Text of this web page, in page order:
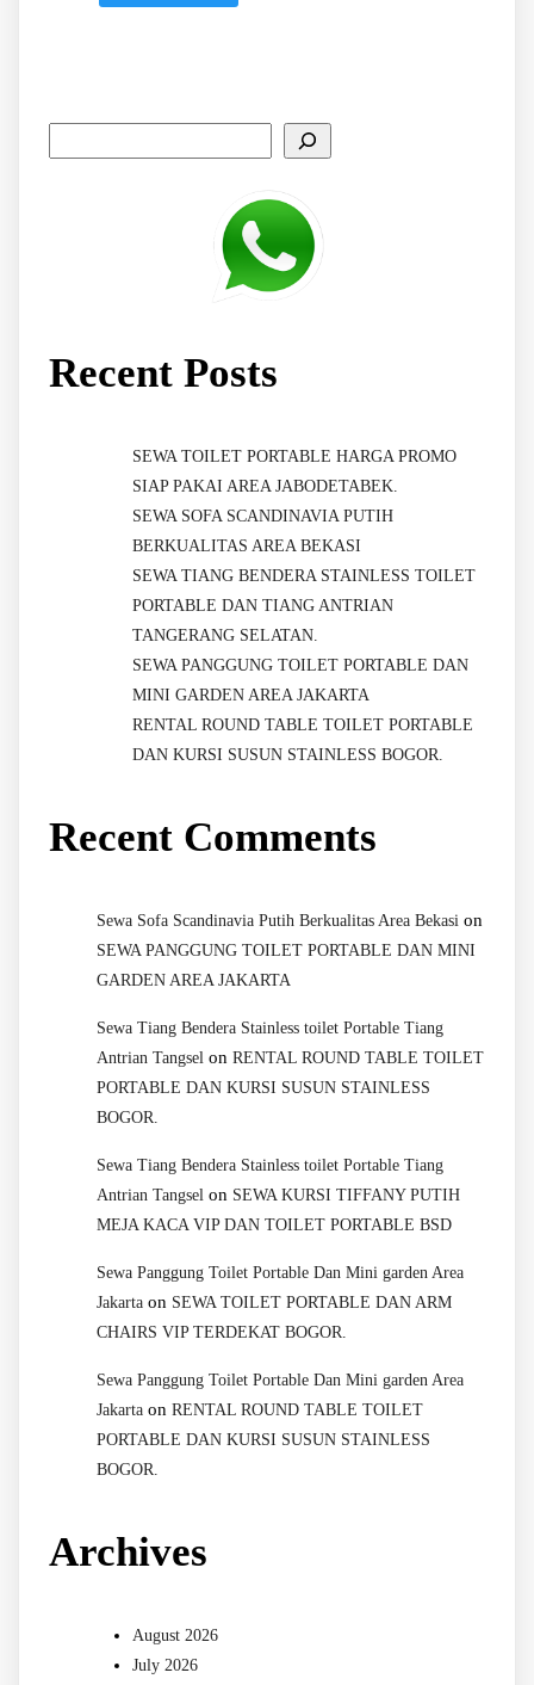
Recent Posts
SEWA TOILET PORTABLE HARGA PROMO
SIAP PAKAI AREA JABODETABEK.
SEWA SOFA SCANDINAVIA PUTIH
BERKUALITAS AREA BEKASI
SEWA TIANG BENDERA STAINLESS TOILET
PORTABLE DAN TIANG ANTRIAN
TANGERANG SELATAN.
SEWA PANGGUNG TOILET PORTABLE DAN
MINI GARDEN AREA JAKARTA
RENTAL ROUND TABLE TOILET PORTABLE
DAN KURSI SUSUN STAINLESS BOGOR.
Recent Comments
Sewa Sofa Scandinavia Putih Berkualitas Area Bekasi on
SEWA PANGGUNG TOILET PORTABLE DAN MINI
GARDEN AREA JAKARTA
Sewa Tiang Bendera Stainless toilet Portable Tiang
Antrian Tangsel on RENTAL ROUND TABLE TOILET
PORTABLE DAN KURSI SUSUN STAINLESS
BOGOR.
Sewa Tiang Bendera Stainless toilet Portable Tiang
Antrian Tangsel on SEWA KURSI TIFFANY PUTIH
MEJA KACA VIP DAN TOILET PORTABLE BSD
Sewa Panggung Toilet Portable Dan Mini garden Area
Jakarta on SEWA TOILET PORTABLE DAN ARM
CHAIRS VIP TERDEKAT BOGOR.
Sewa Panggung Toilet Portable Dan Mini garden Area
Jakarta on RENTAL ROUND TABLE TOILET
PORTABLE DAN KURSI SUSUN STAINLESS
BOGOR.
Archives
August 2026
July 2026